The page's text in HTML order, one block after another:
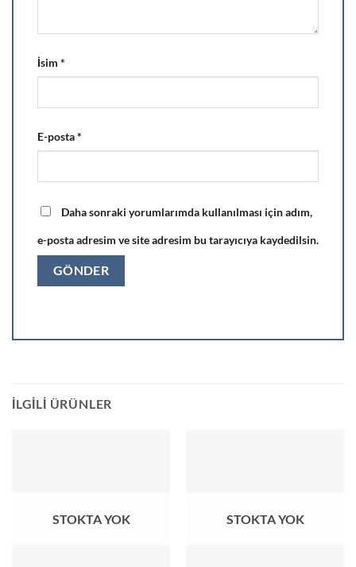
İsim *
E-posta*
Daha sonraki yorumlarımda kullanılması için adım,
e-posta adresim ve site adresim bu tarayıcıya kaydedilsin.
İLGILI ÜRÜNLER
STOKTA YOK STOKTA YOK